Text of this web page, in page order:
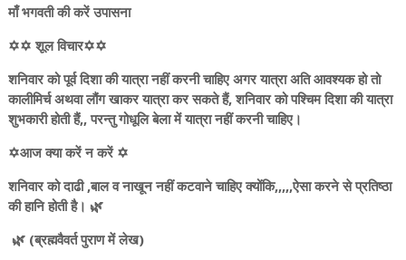
माँ भगवती की करें उपासना
✡️✡️ शूल विचार✡️✡️
शनिवार को पूर्व दिशा की यात्रा नहीं करनी चाहिए अगर यात्रा अति आवश्यक हो तो
कालीमिर्च अथवा लौंग खाकर यात्रा कर सकते हैं, शनिवार को पश्चिम दिशा की यात्रा
शुभकारी होती हैं,, परन्तु गोधूलि बेला में यात्रा नहीं करनी चाहिए।
✡️आज क्या करें न करें ✡️
शनिवार को दाढी ,बाल व नाखून नहीं कटवाने चाहिए क्योंकि,,,,,ऐसा करने से प्रतिष्ठा
की हानि होती है। 🌿
🌿 (ब्रह्मवैवर्त पुराण में लेख)